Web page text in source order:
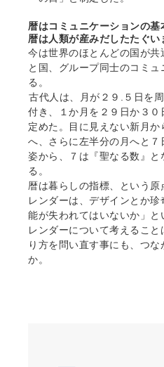
暦はコミュニケーションの基
暦は人類が産みだしたたぐい
今は世界のほとんどの国が共
と国、グループ同士のコミ
る。
古代人は、月が２９.５日を
付き、１か月を２９日か３０
定めた。目に見えない新月か
へ、さらに左半分の月へと
姿から、７は『聖なる数』
る。
暦は暮らしの指標、という
レンダーは、デザインとか
能が失われてはいないか」と
レンダーについて考えるこ
り方を問い直す事にも、つ
か。